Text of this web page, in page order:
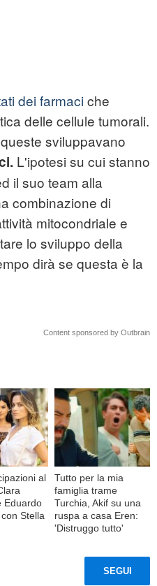
dei farmaciche
delle cellule tumorali.
sviluppavano
L'ipotesi su cui stanno
il suo team alla
combinazione di
mitocondriale e
lo sviluppo della
dirà se questa è la
Content sponsored by Outbrain
al
Eduardo
Stella
Tutto per la mia
famiglia trame
Turchia, Akif su una
ruspa a casa Eren:
'Distruggo tutto'
SEGUI